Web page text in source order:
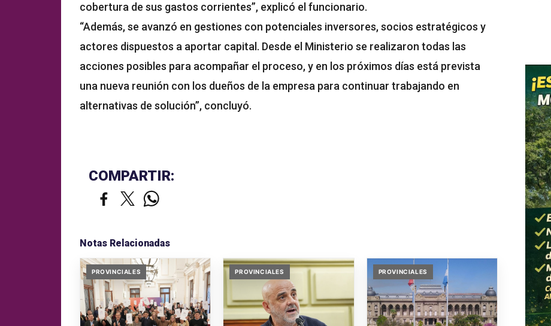
cobertura de sus gastos corrientes”, explicó el funcionario.
“Además, se avanzó en gestiones con potenciales inversores, socios estratégicos y
actores dispuestos a aportar capital. Desde el Ministerio se realizaron todas las
acciones posibles para acompañar el proceso, y en los próximos días está prevista
una nueva reunión con los dueños de la empresa para continuar trabajando en
alternativas de solución”, concluyó.
COMPARTIR:
Notas Relacionadas
PROVINCIALES PROVINCIALES PROVINCIALES